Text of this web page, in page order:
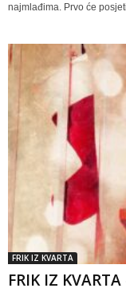
najmlađima. Prvo će
FRIK IZ KVARTA
FRIK IZ